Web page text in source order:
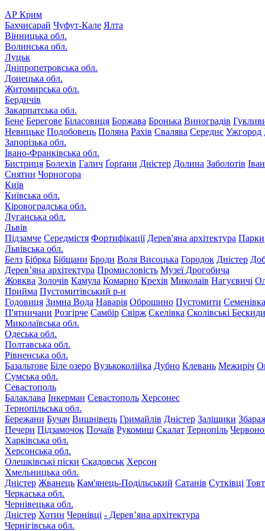
АР Крим
Бахчисарай Чуфут-Кале Ялта
Вінницька обл.
Волинська обл.
Луцьк
Дніпропетровська обл.
Донецька обл.
Житомирська обл.
Бердичів
Закарпатська обл.
Бене Берегове Біласовиця Боржава Бронька Виноградів
Невицьке Подобовець Поляна Рахів Свалява Середнє Ужгород
Запорізька обл.
Івано-Франківська обл.
Бистриця Болехів Галич Ґорґани Дністер Долина Заболотів
Снятин Чорногора
Київ
Київська обл.
Кіровоградська обл.
Луганська обл.
Львів
Підзамче Середмістя Фортифікації Дерев'яна архітектура Парки
Львівська обл.
Белз Бібрка Бібщани Броди Воля Висоцька Городок Дністер
Дерев’яна архітектура Промисловість Музеї Дрогобича
Жовква Золочів Камула Комарно Крехів Миколаїв Нагуєвичі
Прийма Пустомитівський р-н
Годовиця Зимна Вода Наварія Оброшино Пустомити Семенівка
П'ятничани Розгірче Самбір Свірж Скелівка Сколівські Бескиди
Миколаївська обл.
Одеська обл.
Полтавська обл.
Рівненська обл.
Базальтове Біле озеро Вузькоколійка Дубно Клевань Межиріч
Сумська обл.
Севастополь
Балаклава Інкерман Севастополь Херсонес
Тернопільська обл.
Бережани Бучач Вишнівець Гримайлів Дністер Заліщики
Печери Підзамочок Почаїв Рукомиш Скалат Тернопіль
Харківська обл.
Херсонська обл.
Олешківські піски Скадовськ Херсон
Хмельницька обл.
Дністер Жванець Кам'янець-Подільський Сатанів Сутківці
Черкаська обл.
Чернівецька обл.
Дністер Хотин Чернівці - Дерев’яна архітектура
Чернігівська обл.